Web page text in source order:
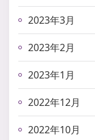
2023年3月
2023年2月
2023年1月
2022年12月
2022年10月